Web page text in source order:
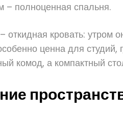
– полноценная спальня.
откидная кровать: утром
ценна для
комод, а компактный